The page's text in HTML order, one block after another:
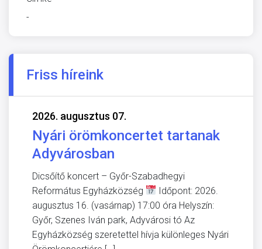
-
Friss híreink
2026. augusztus 07.
Nyári örömkoncertet tartanak
Adyvárosban
Dicsőítő koncert – Győr-Szabadhegyi
Református Egyházközség
Időpont: 2026.
augusztus 16. (vasárnap) 17:00 óra Helyszín:
Győr, Szenes Iván park, Adyvárosi tó Az
Egyházközség szeretettel hívja különleges Nyári